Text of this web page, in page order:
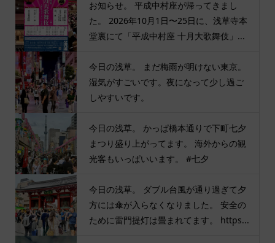
お知らせ。 平成中村座が帰ってきまし
た。 2026年10月1日〜25日に、浅草寺本
堂裏にて「平成中村座 十月大歌舞伎」...
今日の浅草。 まだ梅雨が明けない東京。
湿気がすごいです。夜になって少し過ご
しやすいです。
今日の浅草。 かっぱ橋本通りで下町七夕
まつり盛り上がってます。 海外からの観
光客もいっぱいいます。 #七夕
今日の浅草。 ダブル台風が通り過ぎて夕
方には傘が入らなくなりました。 安全の
ために雷門提灯は畳まれてます。 https...